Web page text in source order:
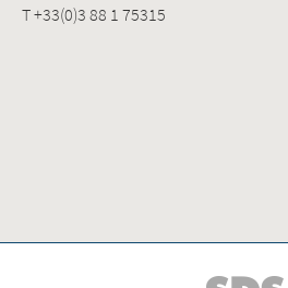
T +33(0)3 88 1 75315